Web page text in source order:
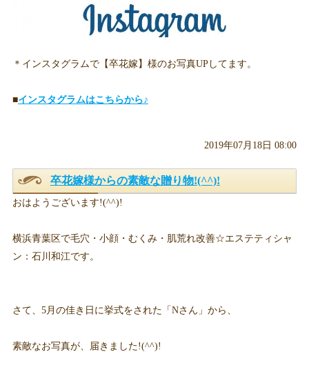
＊インスタグラムで【卒花嫁】様のお写真UPしてます。
■インスタグラムはこちらから♪
2019年07月18日 08:00
卒花嫁様からの素敵な贈り物!(^^)!
おはようございます!(^^)!
横浜青葉区で毛穴・小顔・むくみ・肌荒れ改善☆エステティシャ
ン：石川和江です。
さて、5月の佳き日に挙式をされた「Nさん」から、
素敵なお写真が、届きました!(^^)!